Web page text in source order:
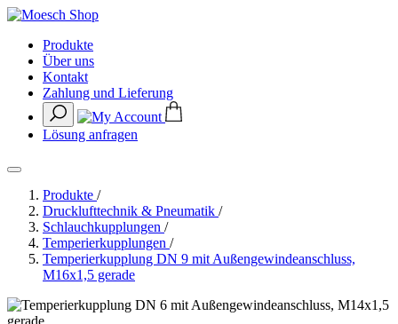
Produkte
Über uns
Kontakt
Zahlung und Lieferung
Lösung anfragen
Produkte /
Drucklufttechnik & Pneumatik /
Schlauchkupplungen /
Temperierkupplungen /
Temperierkupplung DN 9 mit Außengewindeanschluss,
M16x1,5 gerade